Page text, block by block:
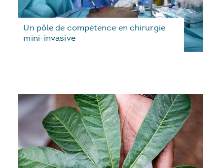
Un pôle de compétence en chirurgie
mini-invasive